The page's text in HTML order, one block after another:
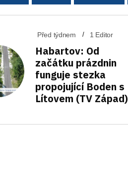
Před týdnem 1 Editor
Habartov: Od
začátku prázdnin
funguje stezka
propojující Boden s
Lítovem (TV Západ)